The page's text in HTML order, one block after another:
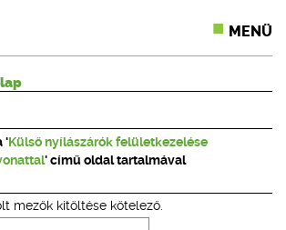
MENÜ
CPR TERMÉKKIÍRÁS
ÉPÍTÉSI JOG
' Külső nyílászárók felületkezelése
' című oldal tartalmával
mezők kitöltése kötelező.